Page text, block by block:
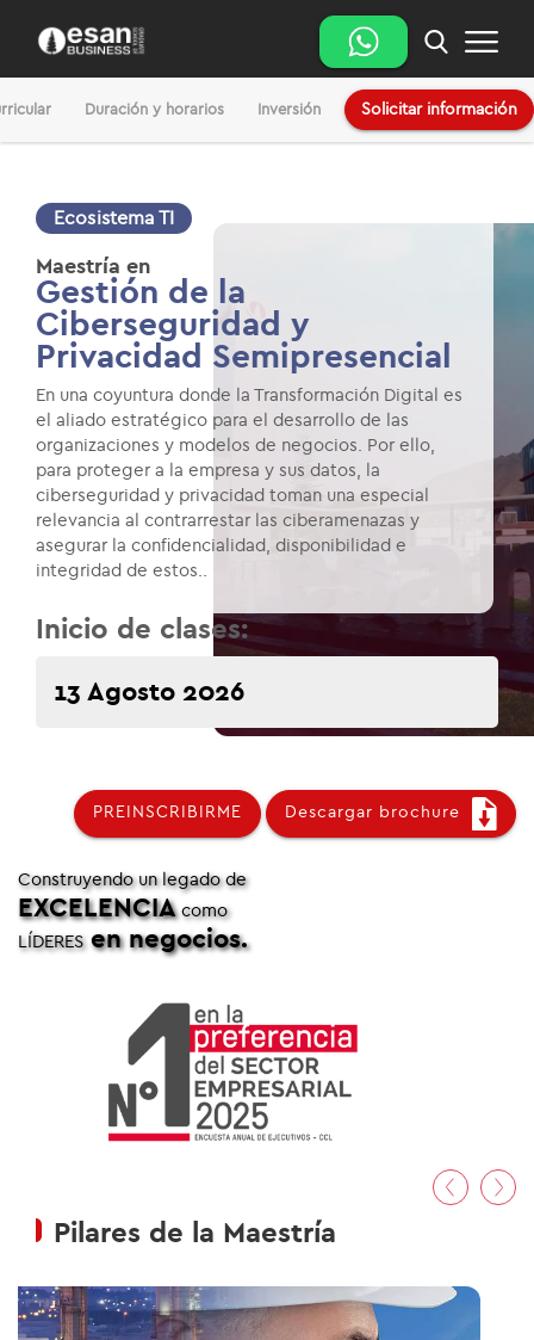
Duración y horarios Inversión Solicitar información
Ecosistema TI
Maestría en
Gestión de la
Ciberseguridad y
Privacidad Semipresencial
En una coyuntura donde la Transformación Digital es
el aliado estratégico para el desarrollo de las
organizaciones y modelos de negocios. Por ello,
para proteger a la empresa y sus datos, la
ciberseguridad y privacidad toman una especial
relevancia al contrarrestar las ciberamenazas y
asegurar la confidencialidad, disponibilidad e
integridad de estos..
Inicio de clases:
13 Agosto 2026
PREINSCRIBIRME Descargar brochure
Construyendo un legado de
EXCELENCIAcomo
LÍDERESen negocios.
Pilares de la Maestría